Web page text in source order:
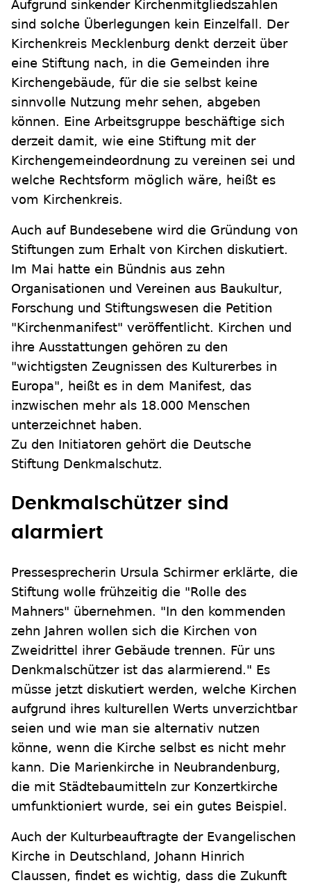
Aufgrund sinkender Kirchenmitgliedszahlen
sind solche Überlegungen kein Einzelfall. Der
Kirchenkreis Mecklenburg denkt derzeit über
eine Stiftung nach, in die Gemeinden ihre
Kirchengebäude, für die sie selbst keine
sinnvolle Nutzung mehr sehen, abgeben
können. Eine Arbeitsgruppe beschäftige sich
derzeit damit, wie eine Stiftung mit der
Kirchengemeindeordnung zu vereinen sei und
welche Rechtsform möglich wäre, heißt es
vom Kirchenkreis.
Auch auf Bundesebene wird die Gründung von
Stiftungen zum Erhalt von Kirchen diskutiert.
Im Mai hatte ein Bündnis aus zehn
Organisationen und Vereinen aus Baukultur,
Forschung und Stiftungswesen die Petition
"Kirchenmanifest" veröffentlicht. Kirchen und
ihre Ausstattungen gehören zu den
"wichtigsten Zeugnissen des Kulturerbes in
Europa", heißt es in dem Manifest, das
inzwischen mehr als 18.000 Menschen
unterzeichnet haben.
Zu den Initiatoren gehört die Deutsche
Stiftung Denkmalschutz.
Denkmalschützer sind
alarmiert
Pressesprecherin Ursula Schirmer erklärte, die
Stiftung wolle frühzeitig die "Rolle des
Mahners" übernehmen. "In den kommenden
zehn Jahren wollen sich die Kirchen von
Zweidrittel ihrer Gebäude trennen. Für uns
Denkmalschützer ist das alarmierend." Es
müsse jetzt diskutiert werden, welche Kirchen
aufgrund ihres kulturellen Werts unverzichtbar
seien und wie man sie alternativ nutzen
könne, wenn die Kirche selbst es nicht mehr
kann. Die Marienkirche in Neubrandenburg,
die mit Städtebaumitteln zur Konzertkirche
umfunktioniert wurde, sei ein gutes Beispiel.
Auch der Kulturbeauftragte der Evangelischen
Kirche in Deutschland, Johann Hinrich
Claussen, findet es wichtig, dass die Zukunft